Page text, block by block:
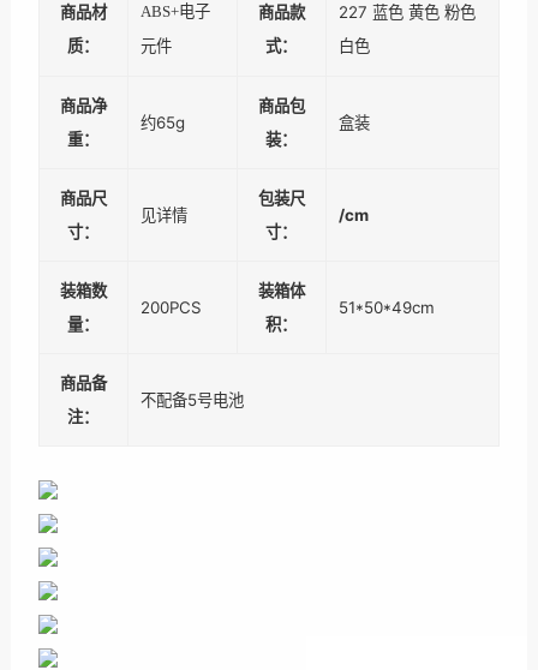
商品材
质：
ABS+电子
元件
商品款
式：
227 蓝色 黄色 粉色
白色
商品净
重：
约65g
商品包
装：
盒装
商品尺
寸：
见详情
包装尺
寸：
/cm
装箱数
量：
200PCS
装箱体
积：
51*50*49cm
商品备
注：
不配备5号电池